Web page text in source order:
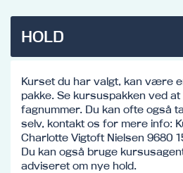
HOLD
Kurset du har valgt, kan være
pakke. Se kursuspakken ved
fagnummer. Du kan ofte også
selv, kontakt os for mere info:
Charlotte Vigtoft Nielsen 9680
Du kan også bruge
adviseret om nye hold.